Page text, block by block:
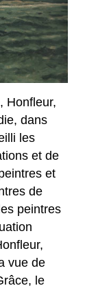
Honfleur,
dans
les
et de
et
de
peintres
vue de
le